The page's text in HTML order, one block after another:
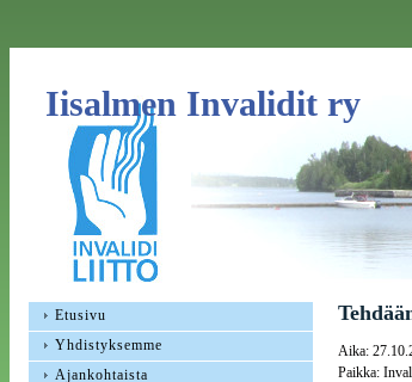
Iisalmen Invalidit ry
Aika:
Paikka:
Etusivu
Yhdistyksemme
Ajankohtaista